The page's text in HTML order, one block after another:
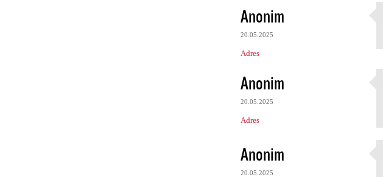
Anonim
20.05.2025
Adres
Anonim
20.05.2025
Adres
Anonim
20.05.2025